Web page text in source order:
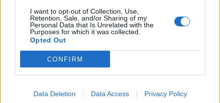
I want to opt-out of Collection, Use,
Retention, Sale, and/or Sharing of my
Personal Data that Is Unrelated with the
Purposes for which it was collected.
Opted Out
CONFIRM
Data Deletion Data Access Privacy Policy